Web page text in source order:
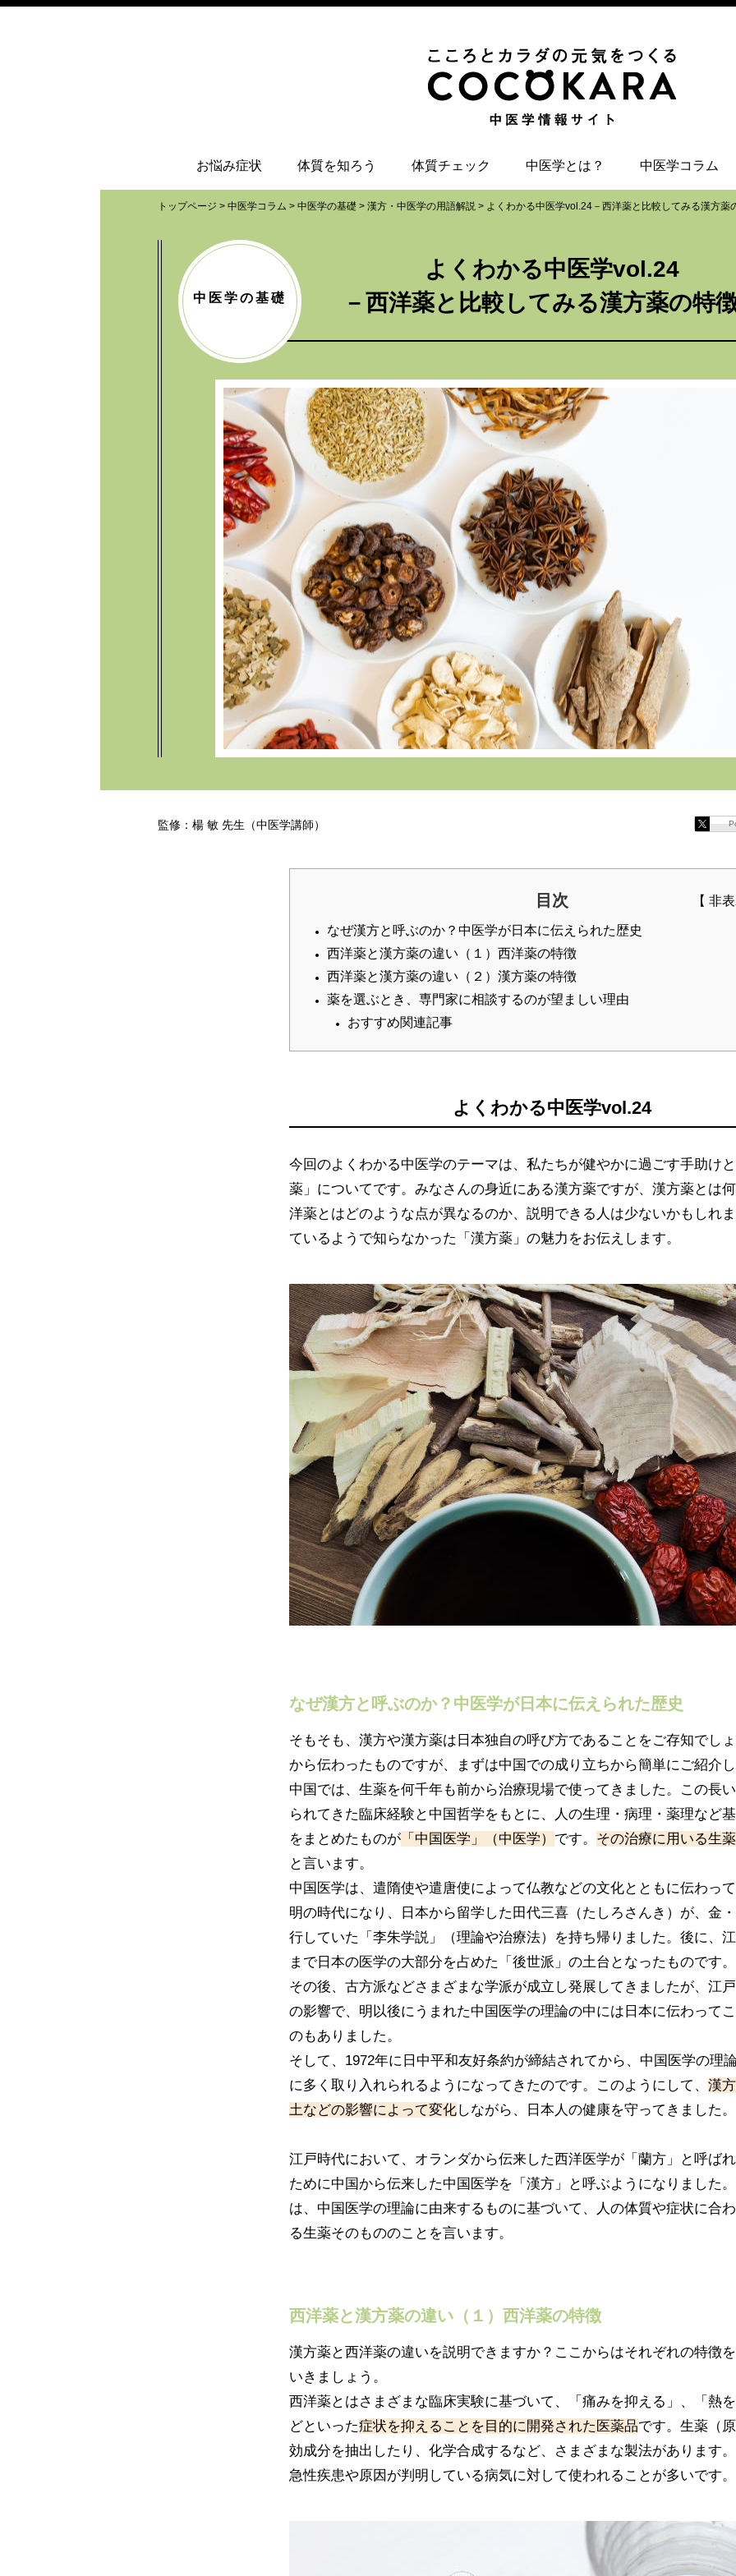
お悩み症状 体質を知ろう 体質チェック 中医学とは？ 中医学コラム
トップページ > 中医学コラム > 中医学の基礎 > 漢方・中医学の用語解説 > よくわかる中医学vol.24 －西洋薬と比較してみる漢方薬
中医学の基礎
よくわかる中医学vol.24
－西洋薬と比較してみる漢方薬の特
監修：楊 敏 先生（中医学講師）
目次
なぜ漢方と呼ぶのか？中医学が日本に伝えられた歴史
西洋薬と漢方薬の違い（１）西洋薬の特徴
西洋薬と漢方薬の違い（２）漢方薬の特徴
薬を選ぶとき、専門家に相談するのが望ましい理由
おすすめ関連記事
よくわかる中医学vol.24
今回のよくわかる中医学のテーマは、私たちが健やかに過ごす手助け
薬」についてです。みなさんの身近にある漢方薬ですが、漢方薬とは
洋薬とはどのような点が異なるのか、説明できる人は少ないかもしれ
ているようで知らなかった「漢方薬」の魅力をお伝えします。
なぜ漢方と呼ぶのか？中医学が日本に伝えられた歴史
そもそも、漢方や漢方薬は日本独自の呼び方であることをご存知でし
から伝わったものですが、まずは中国での成り立ちから簡単にご紹介し
中国では、生薬を何千年も前から治療現場で使ってきました。この長
られてきた臨床経験と中国哲学をもとに、人の生理・病理・薬理など
をまとめたものが 「中国医学」（中医学） です。 その治療に用いる生薬
と言います。
中国医学は、遣隋使や遣唐使によって仏教などの文化とともに伝わって
明の時代になり、日本から留学した田代三喜（たしろさんき）が、金
行していた「李朱学説」（理論や治療法）を持ち帰りました。後に、
まで日本の医学の大部分を占めた「後世派」の土台となったものです。
その後、古方派などさまざまな学派が成立し発展してきましたが、江
の影響で、明以後にうまれた中国医学の理論の中には日本に伝わって
のもありました。
そして、1972年に日中平和友好条約が締結されてから、中国医学の理
に多く取り入れられるようになってきたのです。このようにして、 漢
土などの影響によって変化しながら、日本人の健康を守ってきました。
江戸時代において、オランダから伝来した西洋医学が「蘭方」と呼ば
ために中国から伝来した中国医学を「漢方」と呼ぶようになりました
は、中国医学の理論に由来するものに基づいて、人の体質や症状に合
る生薬そのもののことを言います。
西洋薬と漢方薬の違い（１）西洋薬の特徴
漢方薬と西洋薬の違いを説明できますか？ここからはそれぞれの特徴
いきましょう。
西洋薬とはさまざまな臨床実験に基づいて、「痛みを抑える」、「熱
どといった症状を抑えることを目的に開発された医薬品です。生薬（
効成分を抽出したり、化学合成するなど、さまざまな製法があります。
急性疾患や原因が判明している病気に対して使われることが多いです。